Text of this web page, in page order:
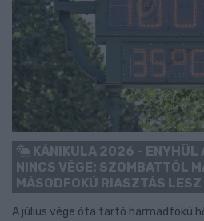
KÁNIKULA 2026 - ENYHÜL
NINCS VÉGE: SZOMBATTÓL
MÁSODFOKÚ RIASZTÁS LESZ
A július vége óta tartó harmadfokú